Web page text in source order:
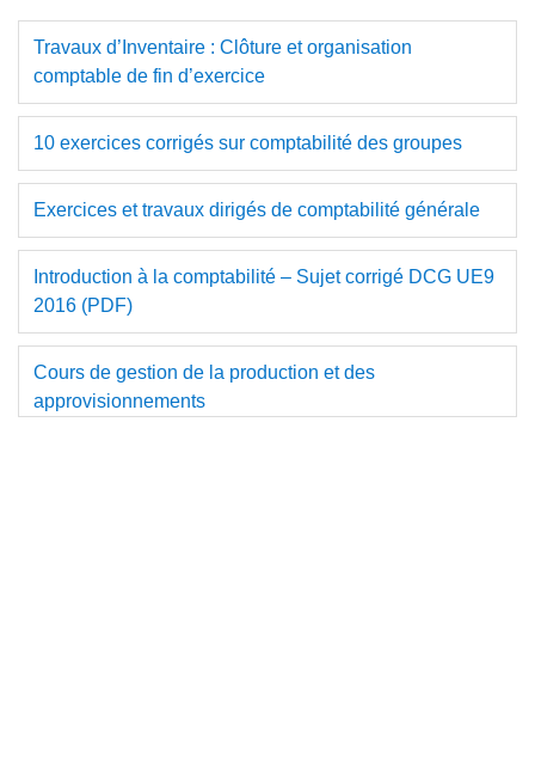
Travaux d’Inventaire : Clôture et organisation
comptable de fin d’exercice
10 exercices corrigés sur comptabilité des groupes
Exercices et travaux dirigés de comptabilité générale
Introduction à la comptabilité – Sujet corrigé DCG UE9
2016 (PDF)
Cours de gestion de la production et des
approvisionnements